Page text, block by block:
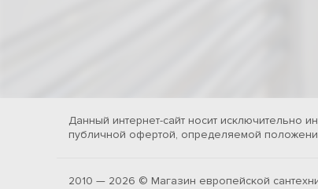
Данный интернет-сайт носит исключительно
публичной офертой, определяемой
2010 — 2026 © Магазин европейской